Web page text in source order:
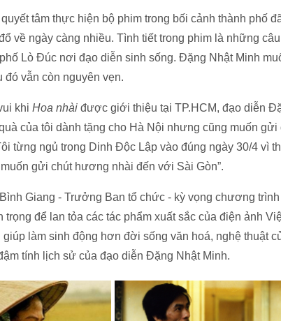
tâm thực hiện bộ phim trong bối cảnh thành phố
về ngày càng nhiều. Tình tiết trong phim là những
Lò Đúc nơi đạo diễn sinh sống. Đặng Nhật Minh
đó vẫn còn nguyên vẹn.
khi Hoa nhài được giới thiệu tại TP.HCM, đạo diễn
của tôi dành tặng cho Hà Nội nhưng cũng muốn
từng ngủ trong Dinh Độc Lập vào đúng ngày 30/4 vì
gửi chút hương nhài đến với Sài Gòn”.
Giang - Trưởng Ban tổ chức - kỳ vọng chương
trọng để lan tỏa các tác phẩm xuất sắc của điện ảnh
làm sinh động hơn đời sống văn hoá, nghệ thuật
tính lịch sử của đạo diễn Đặng Nhật Minh.